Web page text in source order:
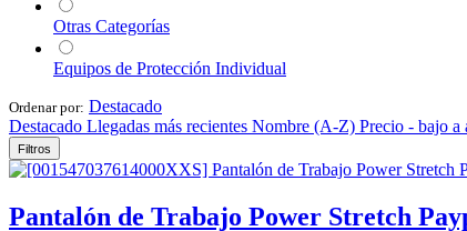
Otras Categorías
Equipos de Protección Individual
Ordenar por: Destacado
Destacado Llegadas más recientes Nombre (A-Z) Precio - bajo a
Filtros
Pantalón de Trabajo Power Stretch